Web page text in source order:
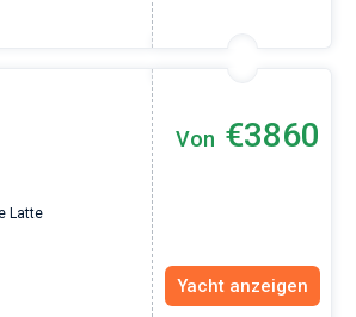
Latte
Von €3860
Yacht anzeigen
Excellent trip to Croatia! The trip was organized on
an excellent level since the very beginning - from
the yacht search to the trip itself. The team was
fast and responsive. Highly recommended to
everyone who wants to hang out with family on a
beautiful yacht or catamaran!